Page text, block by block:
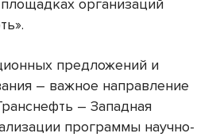
организаций
предложений и
– важное направление
– Западная
программы научно-